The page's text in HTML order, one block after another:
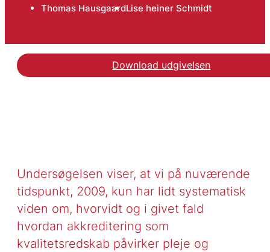
Thomas HausgaardLise heiner Schmidt
Download udgivelsen
Undersøgelsen viser, at vi på nuværende
tidspunkt, 2009, kun har lidt systematisk
viden om, hvorvidt og i givet fald
hvordan akkreditering som
kvalitetsredskab påvirker pleje og